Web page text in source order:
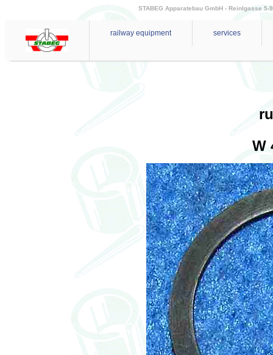
STABEG Apparatebau GmbH - Reinlgasse 5-
railway equipment services
W